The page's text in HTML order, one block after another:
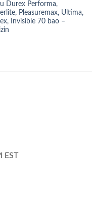
Durex Performa,
Pleasuremax, Ultima,
Invisible 70 bao –
EST